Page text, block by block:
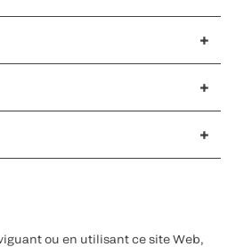
ou en utilisant ce site Web,